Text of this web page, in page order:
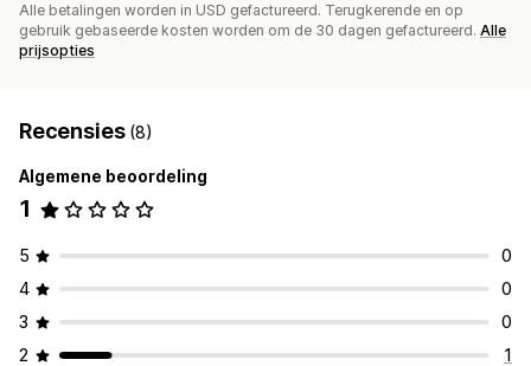
Alle betalingen worden in USD gefactureerd. Terugkerende en op
gebruik gebaseerde kosten worden om de 30 dagen gefactureerd. Alle
prijsopties
Recensies (8)
Algemene beoordeling
1
5
0
4
0
3
0
2
1